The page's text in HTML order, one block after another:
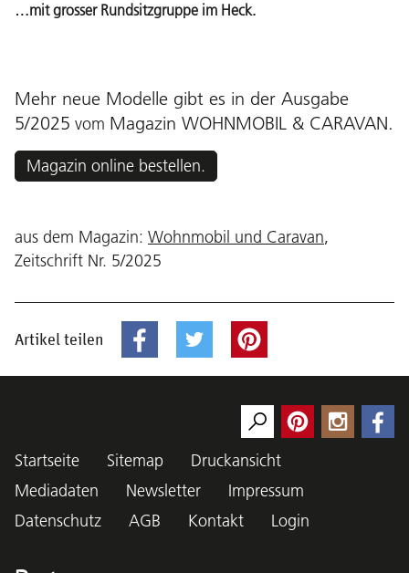
…mit grosser Rundsitzgruppe im Heck.
Mehr neue Modelle gibt es in der Ausgabe
5/2025 vom Magazin WOHNMOBIL & CARAVAN.
Magazin online bestellen.
aus dem Magazin: Wohnmobil und Caravan,
Zeitschrift Nr. 5/2025
Artikel teilen
Startseite Sitemap
Druckansicht
Mediadaten
Newsletter
Impressum
Datenschutz
AGB Kontakt Login